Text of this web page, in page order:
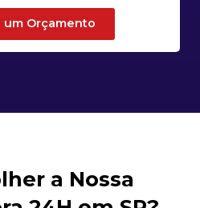
um Orçamento
a Nossa